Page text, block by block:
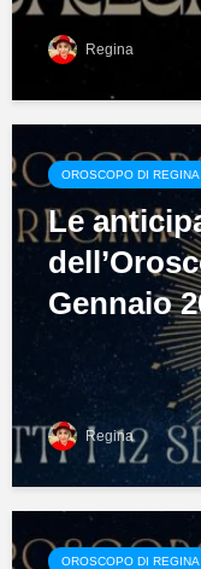
Regina
OROSCOPO DI REGINA
Le
Gennaio
Regina
OROSCOPO DI REGINA